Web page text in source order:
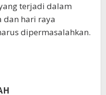
terjadi dalam
dan hari raya
dipermasalahkan.